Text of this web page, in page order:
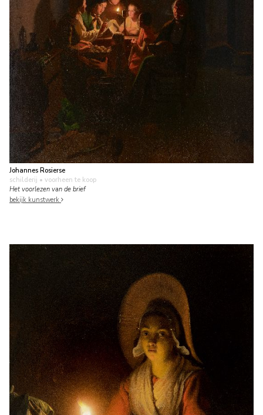
Johannes Rosierse
schilderij • voorheen te koop
Het voorlezen van de brief
bekijk kunstwerk